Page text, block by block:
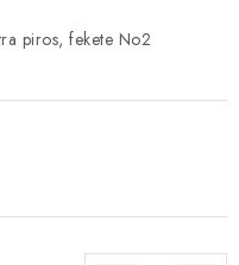
piros, fekete No2